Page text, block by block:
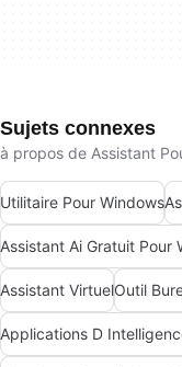
Sujets connexes
à propos de Assistant
Utilitaire Pour Windows
Assistant Ai Gratuit Pour
Assistant VirtuelOutil
Applications D